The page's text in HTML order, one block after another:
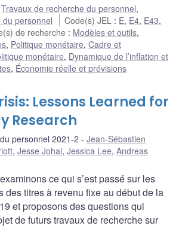
Travaux de recherche du personnel,
du personnel
Code(s) JEL : E, E4, E43,
de recherche : Modèles et outils,
, Politique monétaire, Cadre et
monétaire, Dynamique de l’inflation et
, Économie réelle et prévisions
Lessons Learned for
Research
personnel 2021-2
Jean-Sébastien
, Jesse Johal, Jessica Lee, Andreas
ce qui s’est passé sur les
des titres à revenu fixe au début de la
et proposons des questions qui
de futurs travaux de recherche sur